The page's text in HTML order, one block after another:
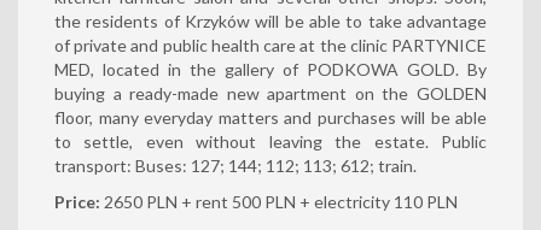
the residents of Krzyków will be able to take advantage
of private and public health care at the clinic PARTYNICE
MED, located in the gallery of PODKOWA GOLD. By
buying a ready-made new apartment on the GOLDEN
floor, many everyday matters and purchases will be able
to settle, even without leaving the estate. Public
transport: Buses: 127; 144; 112; 113; 612; train.
Price: 2650 PLN + rent 500 PLN + electricity 110 PLN